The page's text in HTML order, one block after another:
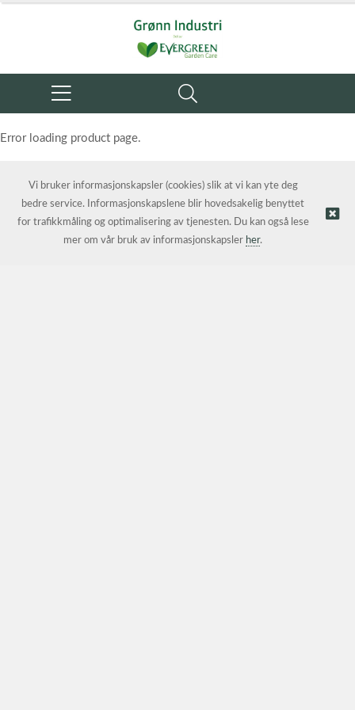
Error loading product page.
© Grønn Industri AS | Nettbutikk levert avKréatif AS
Vi bruker informasjonskapsler (cookies) slik at vi kan yte deg
bedre service. Informasjonskapslene blir hovedsakelig benyttet
for trafikkmåling og optimalisering av tjenesten. Du kan også lese
mer om vår bruk av informasjonskapsler her.